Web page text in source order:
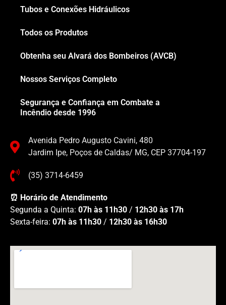
Tubos e Conexões Hidráulicos
Todos os Produtos
Obtenha seu Alvará dos Bombeiros (AVCB)
Nossos Serviços Completo
Segurança e Confiança em Combate a
Incêndio desde 1996
Avenida Pedro Augusto Cavini, 480
Jardim Ipe, Poços de Caldas/ MG, CEP 37704-197
(35) 3714-6459
⏰ Horário de Atendimento
Segunda a Quinta: 07h às 11h30 / 12h30 às 17h
Sexta-feira: 07h às 11h30 / 12h30 às 16h30